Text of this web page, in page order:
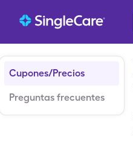
Cupones/Precios
Preguntas frecuentes